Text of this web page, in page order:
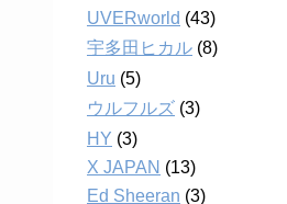
UVERworld (43)
宇多田ヒカル (8)
Uru (5)
ウルフルズ (3)
HY (3)
X JAPAN (13)
Ed Sheeran (3)